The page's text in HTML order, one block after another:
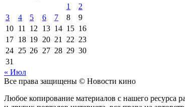
1
2
3
4 5 6 7 8
9
10 11 12 13 14 15 16
17 18 19 20 21 22 23
24 25 26 27 28 29 30
31
« Июл
Все права защищены © Новости кино
Любое копирование материалов с нашего ресурса